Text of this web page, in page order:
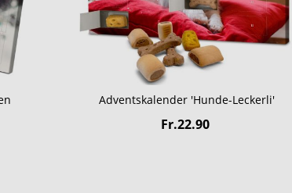
Adventskalender 'Hunde-Leckerli'
Fr.22.90